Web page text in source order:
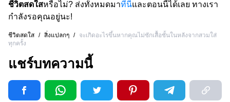
ชีวิตสดใสหรือไม่? ส่งทั้งหมดมาที่นี่และตอนนี้ได้เลย ทางเรา
กำลังรอคุณอยู่นะ!
ชีวิตสดใส / สิ่งแปลกๆ /
จะเกิดอะไรขึ้นหากคุณไม่ซักเสื้อชั้นในหลังจากสวมใส่
ทุกครั้ง
แชร์บทความนี้